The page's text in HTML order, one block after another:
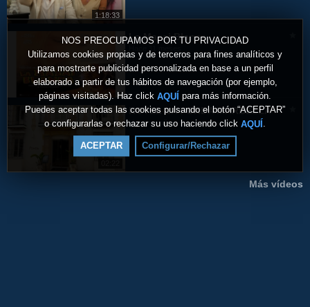
NOS PREOCUPAMOS POR TU PRIVACIDAD
Utilizamos cookies propias y de terceros para fines analíticos y
para mostrarte publicidad personalizada en base a un perfil
elaborado a partir de tus hábitos de navegación (por ejemplo,
páginas visitadas). Haz click AQUÍ para más información.
Puedes aceptar todas las cookies pulsando el botón “ACEPTAR”
o configurarlas o rechazar su uso haciendo click AQUÍ .
ACEPTAR Configurar/Rechazar
1:18:33
La Masai Blanca
HOTEL LA FONDA MARBELLA
Hace un año
Más vídeos